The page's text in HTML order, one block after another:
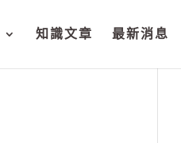
知識文章 最新消息